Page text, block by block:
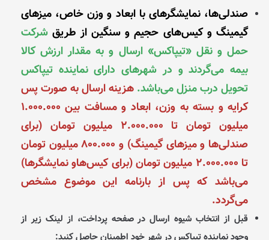
صندلی‌ها، نمایشگرهای با ابعاد و وزن خاص، میزهای
گیمینگ و کیس‌های حجیم و سنگین از طریق شرکت
حمل و نقل «تیپاکس» ارسال و به مقدار ارزش کالا
بیمه می‌گردند و در شهرهای دارای نماینده تیپاکس
تحویل درب منزلمی‌باشد. هزینه ارسال به صورت پس
کرایه و بسته به وزن، ابعاد و مسافت بین ۱.۰۰۰.۰۰۰
میلیون تومان تا ۲.۰۰۰.۰۰۰ میلیون تومان (برای
صندلی‌ها و میزهای گیمینگ) و ۸۰۰.۰۰۰ میلیون تومان
تا ۲.۰۰۰.۰۰۰ میلیون تومان (برای کیس‌هاو نمایشگرها)
می‌باشد که پس از بارنامه این موضوع مشخص
می‌گردد.
قبل از انتخاب شیوه ارسال در صفحه پرداخت، از لینک زیر از